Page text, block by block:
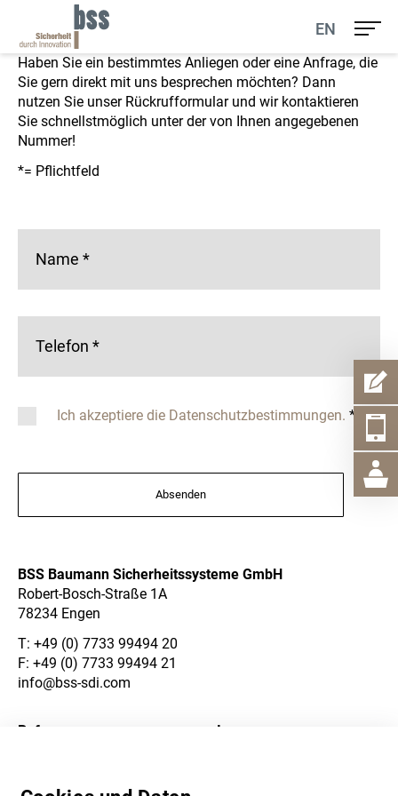
EN
Unser Rückrufservice
Haben Sie ein bestimmtes Anliegen oder eine Anfrage, die
Sie gern direkt mit uns besprechen möchten? Dann
nutzen Sie unser Rückrufformular und wir kontaktieren
Sie schnellstmöglich unter der von Ihnen angegebenen
Nummer!
*= Pflichtfeld
Name *
Telefon *
Ich akzeptiere die Datenschutzbestimmungen. *
Absenden
BSS Baumann Sicherheitssysteme GmbH
Robert-Bosch-Straße 1A
78234 Engen
T: +49 (0) 7733 99494 20
F: +49 (0) 7733 99494 21
info@bss-sdi.com
Referenzen Impressum